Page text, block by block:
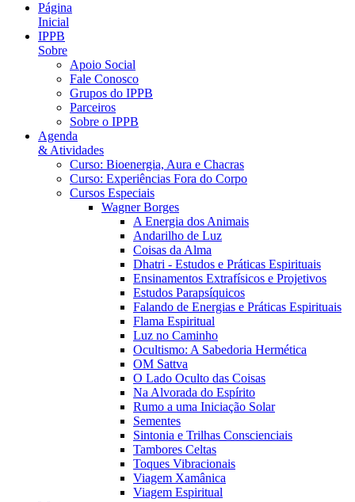
Página
Inicial
IPPB
Sobre
Apoio Social
Fale Conosco
Grupos do IPPB
Parceiros
Sobre o IPPB
Agenda
& Atividades
Curso: Bioenergia, Aura e Chacras
Curso: Experiências Fora do Corpo
Cursos Especiais
Wagner Borges
A Energia dos Animais
Andarilho de Luz
Coisas da Alma
Dhatri - Estudos e Práticas Espirituais
Ensinamentos Extrafísicos e Projetivos
Estudos Parapsíquicos
Falando de Energias e Práticas Espirituais
Flama Espiritual
Luz no Caminho
Ocultismo: A Sabedoria Hermética
OM Sattva
O Lado Oculto das Coisas
Na Alvorada do Espírito
Rumo a uma Iniciação Solar
Sementes
Sintonia e Trilhas Conscienciais
Tambores Celtas
Toques Vibracionais
Viagem Xamânica
Viagem Espiritual